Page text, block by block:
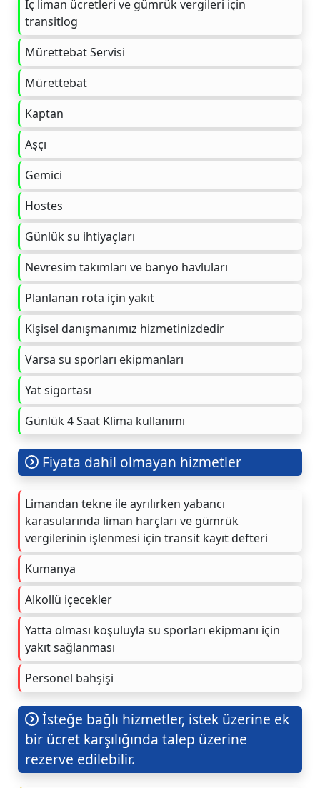
İç liman ücretleri ve gümrük vergileri için
transitlog
Mürettebat Servisi
Mürettebat
Kaptan
Aşçı
Gemici
Hostes
Günlük su ihtiyaçları
Nevresim takımları ve banyo havluları
Planlanan rota için yakıt
Kişisel danışmanımız hizmetinizdedir
Varsa su sporları ekipmanları
Yat sigortası
Günlük 4 Saat Klima kullanımı
Fiyata dahil olmayan hizmetler
Limandan tekne ile ayrılırken yabancı
karasularında liman harçları ve gümrük
vergilerinin işlenmesi için transit kayıt defteri
Kumanya
Alkollü içecekler
Yatta olması koşuluyla su sporları ekipmanı için
yakıt sağlanması
Personel bahşişi
İsteğe bağlı hizmetler, istek üzerine ek
bir ücret karşılığında talep üzerine
rezerve edilebilir.